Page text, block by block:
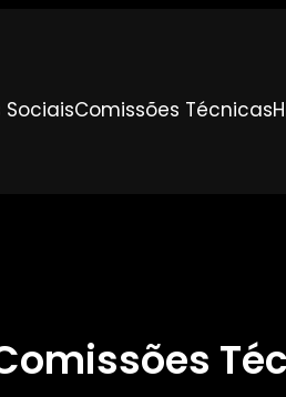
Comissões Técnicas